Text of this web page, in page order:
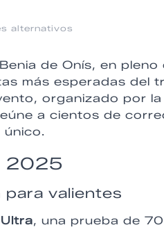
alternativos
de Onís, en
más esperadas del
organizado por
a cientos de
único.
2025
valientes
, una prueba de